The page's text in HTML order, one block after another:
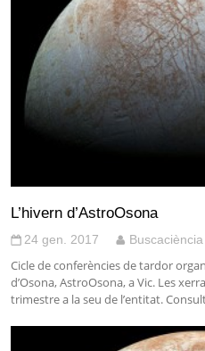
L’hivern d’AstroOsona
24 gen. 2017 Buscaciència
Cicle de conferències de tardor
d’Osona, AstroOsona, a Vic. Les
trimestre a la seu de l’entitat.